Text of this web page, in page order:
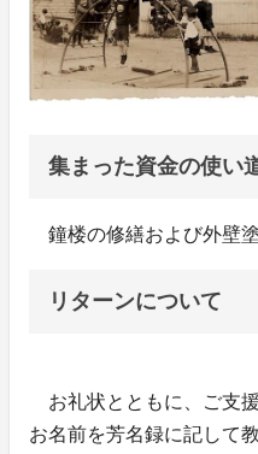
集まった資金の使い
鐘楼の修繕および外壁
リターンについて
お礼状とともに、ご支
お名前を芳名録に記して